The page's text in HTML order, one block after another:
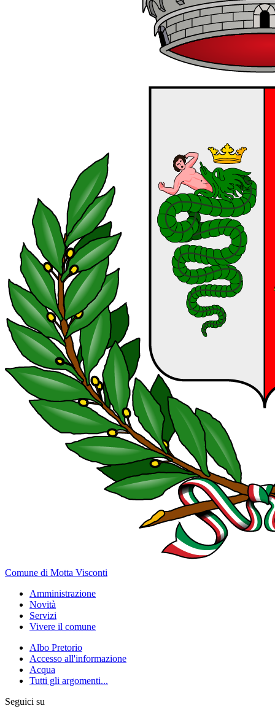
Comune di Motta Visconti
Amministrazione
Novità
Servizi
Vivere il comune
Albo Pretorio
Accesso all'informazione
Acqua
Tutti gli argomenti...
Seguici su